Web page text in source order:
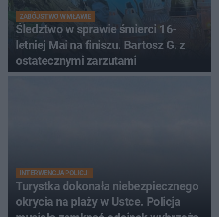
ZABÓJSTWO W MŁAWIE
Śledztwo w sprawie śmierci 16-
letniej Mai na finiszu. Bartosz G. z
ostatecznymi zarzutami
INTERWENCJA POLICJI
Turystka dokonała niebezpiecznego
okrycia na plaży w Ustce. Policja